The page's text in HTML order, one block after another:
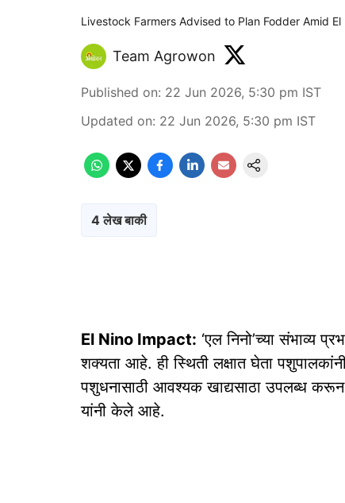
Livestock Farmers Advised to Plan Fodder Amid El
Team Agrowon
Published on: 22 Jun 2026, 5:30 pm IST
Updated on: 22 Jun 2026, 5:30 pm IST
4 लेख बाकी
El Nino Impact: ‘एल निनो’च्या संभाव्य
शक्यता आहे. ही स्थिती लक्षात घेता
पशुधनासाठी आवश्यक खाद्यसाठा उपलब्ध
यांनी केले आहे.